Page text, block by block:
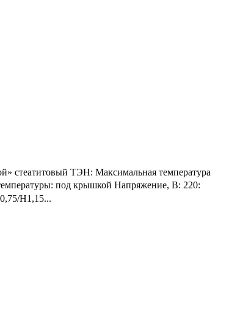
стеатитовый ТЭН: Максимальная температура
температуры: под крышкой Напряжение, В: 220:
H1,15...